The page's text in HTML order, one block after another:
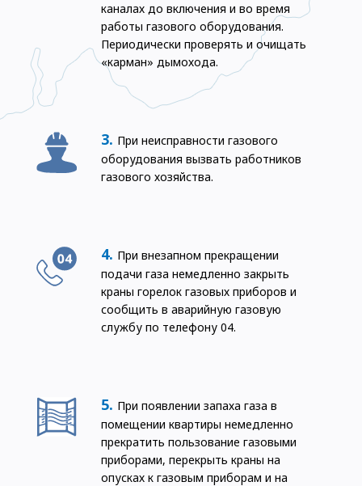
каналах до включения и во время
работы газового оборудования.
Периодически проверять и очищать
«карман» дымохода.
При неисправности газового
оборудования вызвать работников
газового хозяйства.
При внезапном прекращении
подачи газа немедленно закрыть
краны горелок газовых приборов и
сообщить в аварийную газовую
службу по телефону 04.
При появлении запаха газа в
помещении квартиры немедленно
прекратить пользование газовыми
приборами, перекрыть краны на
опусках к газовым приборам и на